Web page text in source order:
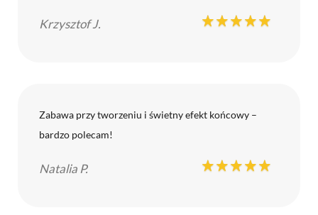
Krzysztof J.
Zabawa przy tworzeniu i świetny efekt końcowy –
bardzo polecam!
Natalia P.